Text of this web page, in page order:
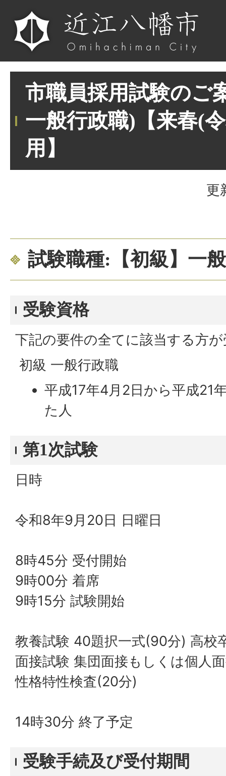
市職員採用試験のご
一般行政職)【来春(
用】
更
試験職種:【初級】一
受験資格
下記の要件の全てに該当する方
初級 一般行政職
平成17年4月2日から平成21
た人
第1次試験
日時
令和8年9月20日 日曜日
8時45分 受付開始
9時00分 着席
9時15分 試験開始
教養試験 40題択一式(90分) 高校
面接試験 集団面接もしくは個人
性格特性検査(20分)
14時30分 終了予定
受験手続及び受付期間